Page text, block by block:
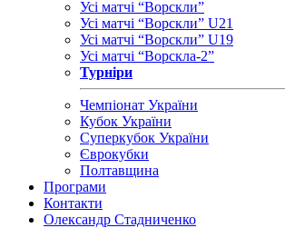
Усі матчі “Ворскли”
Усі матчі “Ворскли” U21
Усі матчі “Ворскли” U19
Усі матчі “Ворскла-2”
Турніри
Чемпіонат України
Кубок України
Суперкубок України
Єврокубки
Полтавщина
Програми
Контакти
Олександр Стадниченко